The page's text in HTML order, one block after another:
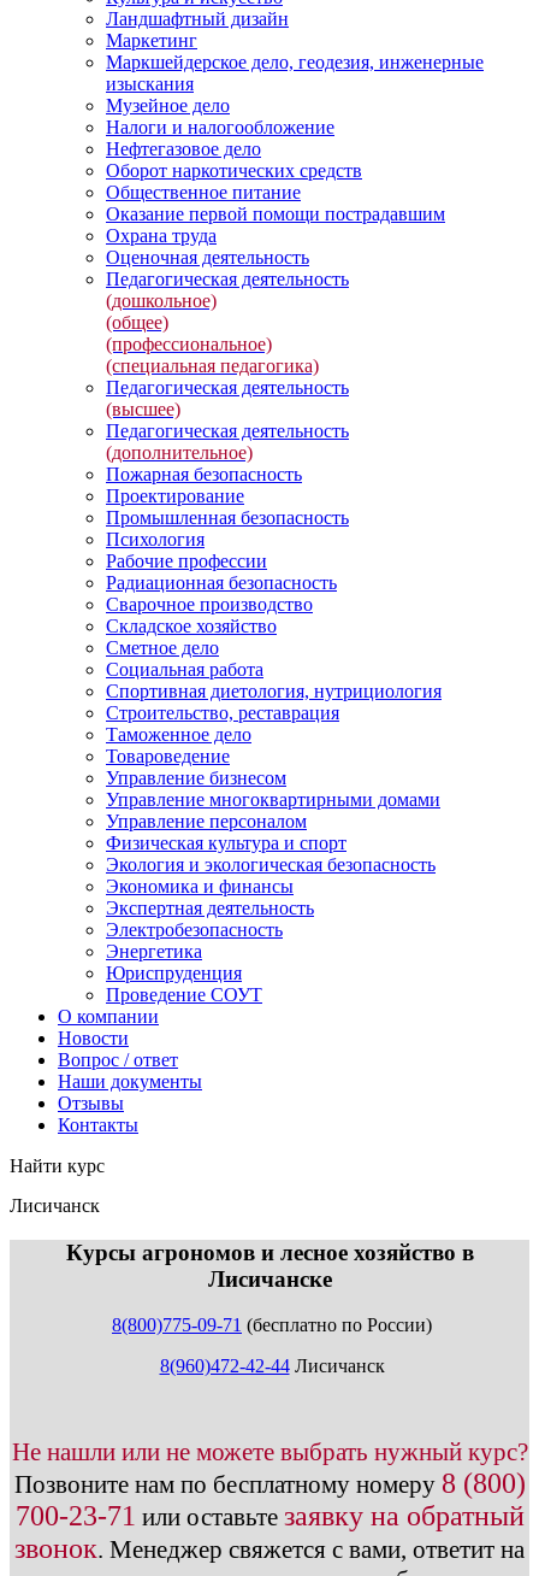
Ландшафтный дизайн
Маркетинг
Маркшейдерское дело, геодезия, инженерные
изыскания
Музейное дело
Налоги и налогообложение
Нефтегазовое дело
Оборот наркотических средств
Общественное питание
Оказание первой помощи пострадавшим
Охрана труда
Оценочная деятельность
Педагогическая деятельность
(дошкольное)
(общее)
(профессиональное)
(специальная педагогика)
Педагогическая деятельность
(высшее)
Педагогическая деятельность
(дополнительное)
Пожарная безопасность
Проектирование
Промышленная безопасность
Психология
Рабочие профессии
Радиационная безопасность
Сварочное производство
Складское хозяйство
Сметное дело
Социальная работа
Спортивная диетология, нутрициология
Строительство, реставрация
Таможенное дело
Товароведение
Управление бизнесом
Управление многоквартирными домами
Управление персоналом
Физическая культура и спорт
Экология и экологическая безопасность
Экономика и финансы
Экспертная деятельность
Электробезопасность
Энергетика
Юриспруденция
Проведение СОУТ
О компании
Новости
Вопрос / ответ
Наши документы
Отзывы
Контакты
Найти курс
Лисичанск
Курсы агрономов и лесное хозяйство в
Лисичанске
8(800)775-09-71 (бесплатно по России)
8(960)472-42-44Лисичанск
Не нашли или не можете выбрать нужный курс?
Позвоните нам по бесплатному номеру 8 (800)
700-23-71 или оставьте заявку на обратный
звонок. Менеджер свяжется с вами, ответит на